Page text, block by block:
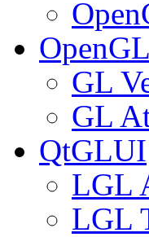
GL
GL
QtGLUI
LGL
LGL